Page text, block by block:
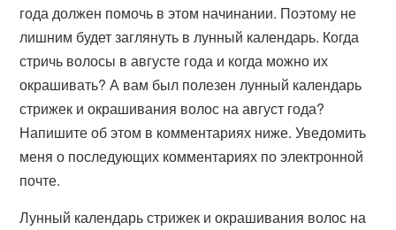
года должен помочь в этом начинании. Поэтому не
лишним будет заглянуть в лунный календарь. Когда
стричь волосы в августе года и когда можно их
окрашивать? А вам был полезен лунный календарь
стрижек и окрашивания волос на август года?
Напишите об этом в комментариях ниже. Уведомить
меня о последующих комментариях по электронной
почте.
Лунный календарь стрижек и окрашивания волос на